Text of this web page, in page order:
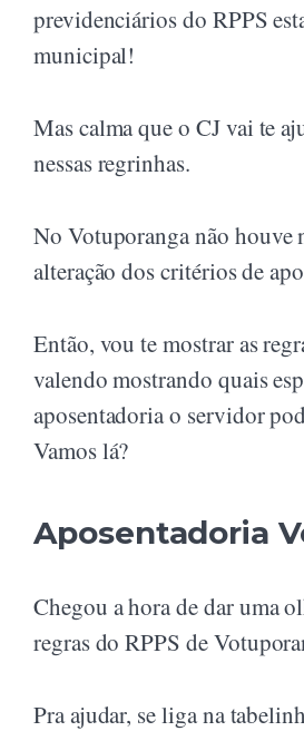
previdenciários do RPPS
municipal!
Mas calma que o CJ vai te
nessas regrinhas.
No Votuporanga não houve
alteração dos critérios de
Então, vou te mostrar as
valendo mostrando quais
aposentadoria o servidor
Vamos lá?
Aposentadoria
Chegou a hora de dar uma
regras do RPPS de
Pra ajudar, se liga na